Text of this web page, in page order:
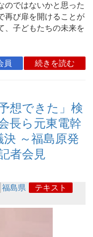
ではないかと思った
再び扉を開けることが
、子どもたちの未来を
員 続きを読む
想できた」検
長ら元東電幹
～福島原発
者会見
福島県
テキスト